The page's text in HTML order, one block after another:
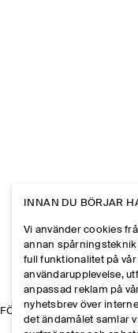
FÖRETAGET
INNAN DU BÖRJAR
Vi använder cookies
annan
full funktionalitet på
användarupplevelse,
anpassad reklam på
nyhetsbrev över
det ändamålet samlar